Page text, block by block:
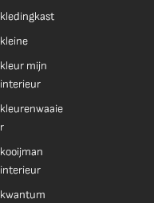
kledingkast
kleine
kleur mijn
interieur
kleurenwaaie
r
kooijman
interieur
kwantum